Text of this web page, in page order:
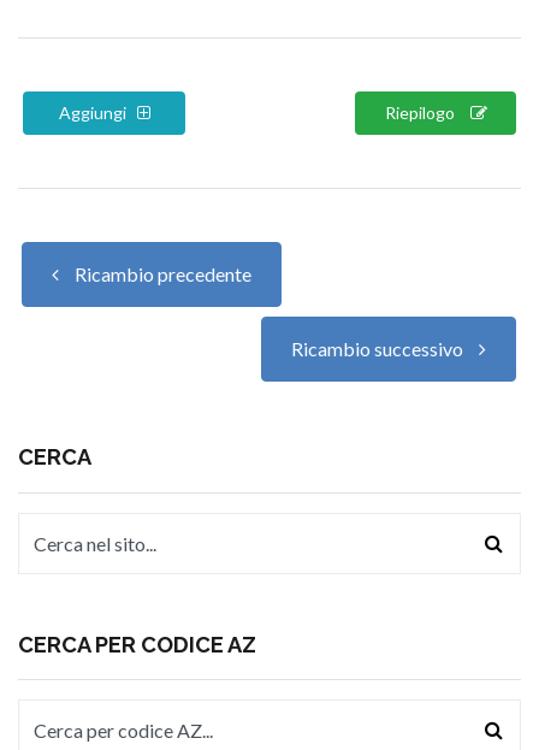
Aggiungi Riepilogo
Ricambio precedente
Ricambio successivo
CERCA
CERCA PER CODICE AZ